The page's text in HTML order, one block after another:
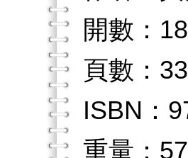
開數：18
頁數：
ISBN：
重量：